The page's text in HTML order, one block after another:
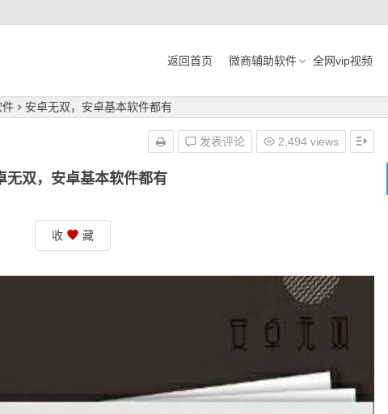
返回首页 微商辅助软件 全网vip视频
件 安卓无双，安卓基本软件都有
无双，安卓基本软件都有
发表评论 2,494 views
收 藏